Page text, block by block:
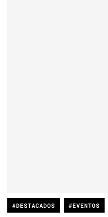
#DESTACADOS #EVENTOS